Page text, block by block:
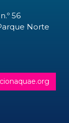
56
Norte